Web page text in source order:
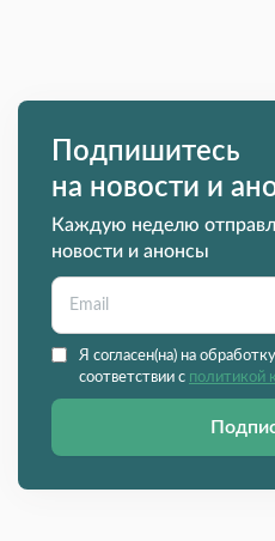
Подпишитесь
на новости и
Каждую неделю
новости и анонсы
Я согласен(на) на
соответствии с политикой